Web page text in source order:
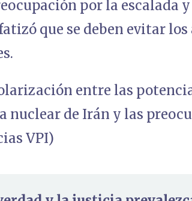
por la escalada
que se deben evitar los
entre las
nuclear de Irán y las
VPI)